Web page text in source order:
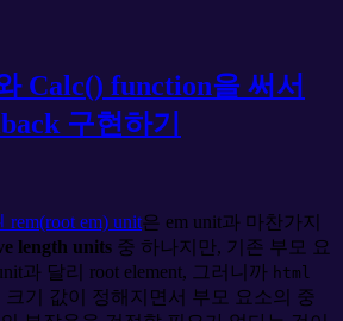
Calc() function을 써서
구현하기
em) unit은 em unit과 마찬가지
length units 중 하나지만, 기존 부모 요
과 달리 root element, 그러니까 html
크기 값이 정해지면서 부모 요소의 중